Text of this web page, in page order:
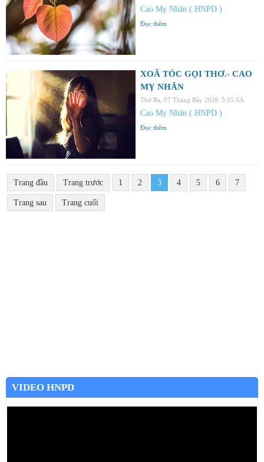
Cao Mỵ Nhân ( HNPD )
Đọc thêm
XOÃ TÓC GỌI THƠ.- CAO
MỴ NHÂN
Thứ Ba, 07 Tháng Bảy 2026 5:55 SA
Cao Mỵ Nhân ( HNPD )
Đọc thêm
Trang đầu Trang trước 1 2 3 4 5 6 7
Trang sau Trang cuối
VIDEO HNPD